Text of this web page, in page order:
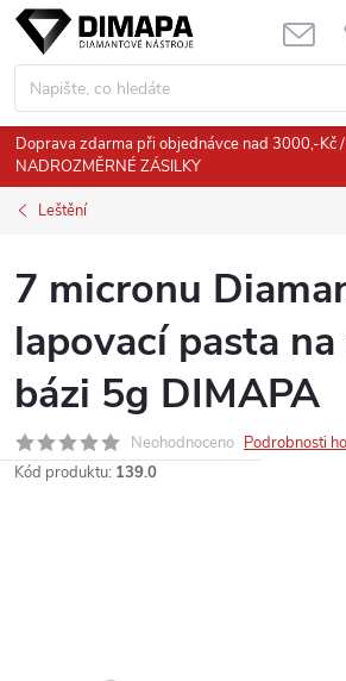
Přejít
obsah
Doprava zdarma při objednávce nad 3000,-Kč /
NADROZMĚRNÉ ZÁSILKY
Leštění
7 micronu
lapovací pasta
bázi 5g DIMAPA
Neohodnoceno Podrobnosti
Kód produktu: 139.0